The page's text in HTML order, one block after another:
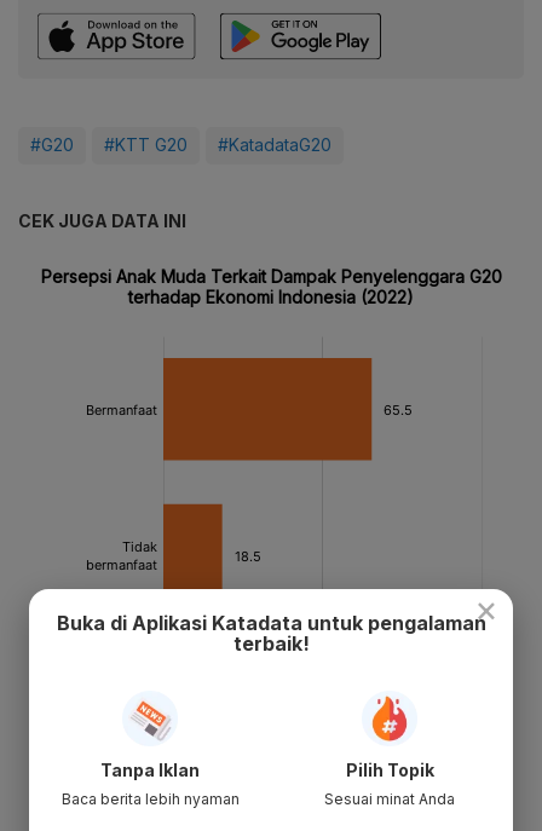
#G20 #KTT G20 #KatadataG20
CEK JUGA DATA INI
×
Buka di Aplikasi Katadata untuk pengalaman
terbaik!
Tanpa Iklan
Baca berita lebih nyaman
Pilih Topik
Sesuai minat Anda